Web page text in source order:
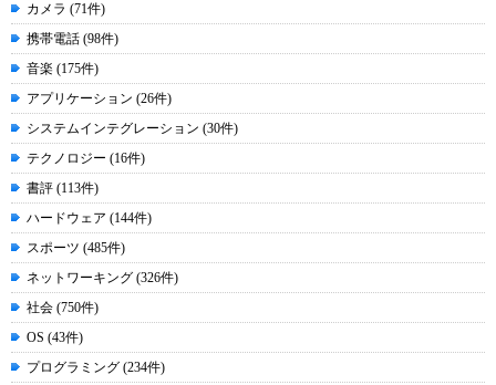
カメラ (71件)
携帯電話 (98件)
音楽 (175件)
アプリケーション (26件)
システムインテグレーション (30件)
テクノロジー (16件)
書評 (113件)
ハードウェア (144件)
スポーツ (485件)
ネットワーキング (326件)
社会 (750件)
OS (43件)
プログラミング (234件)